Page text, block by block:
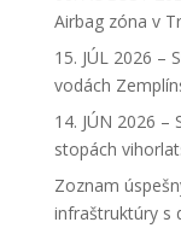
Airbag zóna v
15. JÚL 2026 –
vodách
14. JÚN 2026
stopách
Zoznam
infraštruktúry s